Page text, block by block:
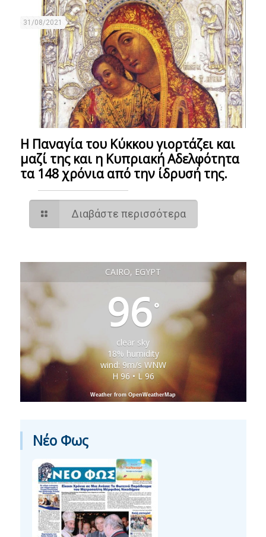
31/08/2021
Η Παναγία του Κύκκου γιορτάζει και
μαζί της και η Κυπριακή Αδελφότητα
τα 148 χρόνια από την ίδρυσή της.
Διαβάστε περισσότερα
CAIRO, EGYPT
96°
clear sky
18% humidity
wind: 9m/s WNW
H 96 • L 96
Weather from OpenWeatherMap
Νέο Φως